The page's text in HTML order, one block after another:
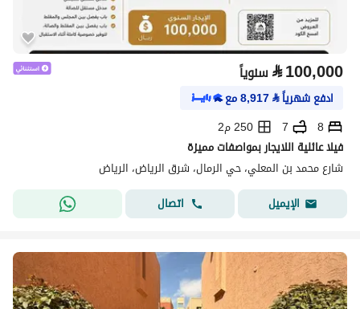
⃁100,000 سنوياً
ادفع شهرياً⃁
8,917مع
8
7
250 م2
فيلا عائلية اللايجار بمواصفات مميزة
شارع محمد بن المعلي، حي الرمال، شرق الرياض، الرياض
الإيميل
اتصال